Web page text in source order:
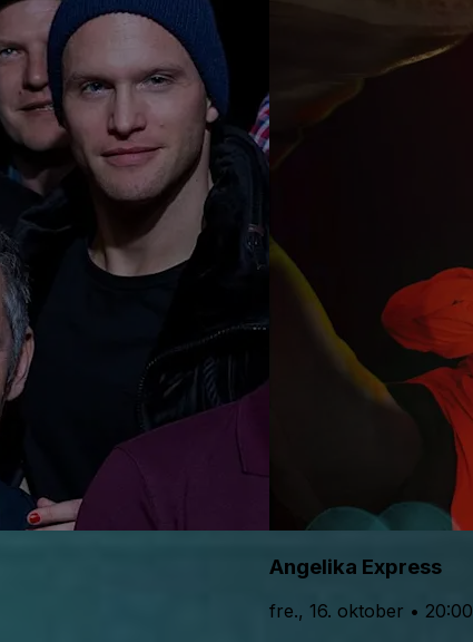
Angelika Express
fre., 16. oktober • 20:00